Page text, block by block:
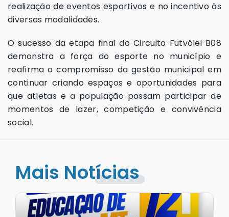
realização de eventos esportivos e no incentivo às
diversas modalidades.
O sucesso da etapa final do Circuito Futvôlei B08
demonstra a força do esporte no município e
reafirma o compromisso da gestão municipal em
continuar criando espaços e oportunidades para
que atletas e a população possam participar de
momentos de lazer, competição e convivência
social.
Mais Notícias